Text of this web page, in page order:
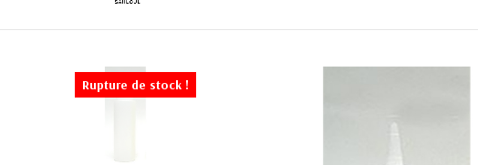
Rupture de stock !